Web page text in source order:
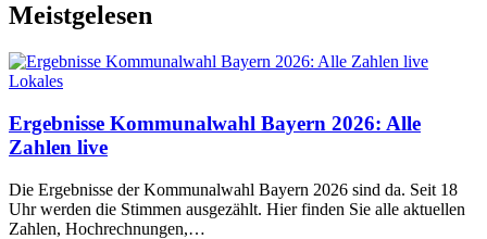
Meistgelesen
Lokales
Ergebnisse Kommunalwahl Bayern 2026: Alle
Zahlen live
Die Ergebnisse der Kommunalwahl Bayern 2026 sind da. Seit 18
Uhr werden die Stimmen ausgezählt. Hier finden Sie alle aktuellen
Zahlen, Hochrechnungen,…